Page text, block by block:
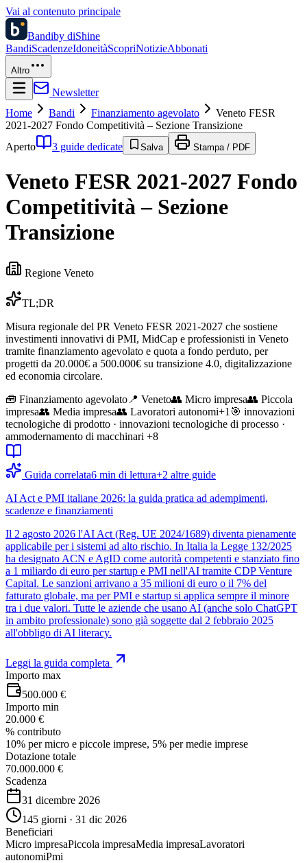
Vai al contenuto principale
Bandiby diShine
BandiScadenzeIdoneitàScopriNotizieAbbonati
Altro
Newsletter
Home
Bandi Finanziamento agevolato
Veneto FESR
2021-2027 Fondo Competitività – Sezione Transizione
Aperto
3 guide dedicate Salva Stampa / PDF
Veneto FESR 2021-2027 Fondo
Competitività – Sezione
Transizione
Regione Veneto
TL;DR
Misura regionale del PR Veneto FESR 2021-2027 che sostiene
investimenti innovativi di PMI, MidCap e professionisti in Veneto
tramite finanziamento agevolato e quota a fondo perduto, per
progetti da 20.000€ a 500.000€ su transizione 4.0, digitalizzazione
ed economia circolare.
🧰 Finanziamento agevolato 📍 Veneto👥 Micro impresa👥 Piccola
impresa👥 Media impresa👥 Lavoratori autonomi+1 🎯 innovazioni
tecnologiche di prodotto · innovazioni tecnologiche di processo ·
ammodernamento di macchinari +8
Guida correlata6 min di lettura+2 altre guide
AI Act e PMI italiane 2026: la guida pratica ad adempimenti,
scadenze e finanziamenti
Il 2 agosto 2026 l'AI Act (Reg. UE 2024/1689) diventa pienamente
applicabile per i sistemi ad alto rischio. In Italia la Legge 132/2025
ha designato ACN e AgID come autorità competenti e stanziato fino
a 1 miliardo di euro per startup e PMI nell'AI tramite CDP Venture
Capital. Le sanzioni arrivano a 35 milioni di euro o il 7% del
fatturato globale, ma per PMI e startup si applica sempre il minore
tra i due valori. Tutte le aziende che usano AI (anche solo ChatGPT
in ambito professionale) sono già soggette dal 2 febbraio 2025
all'obbligo di AI literacy.
Leggi la guida completa
Importo max
500.000 €
Importo min
20.000 €
% contributo
10% per micro e piccole imprese, 5% per medie imprese
Dotazione totale
70.000.000 €
Scadenza
31 dicembre 2026
145 giorni · 31 dic 2026
Beneficiari
Micro impresaPiccola impresaMedia impresaLavoratori
autonomiPmi